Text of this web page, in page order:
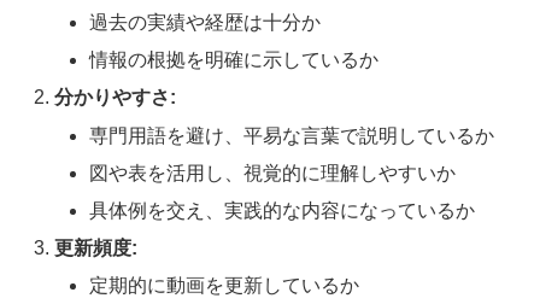
過去の実績や経歴は十分か
情報の根拠を明確に示しているか
分かりやすさ:
専門用語を避け、平易な言葉で説明しているか
図や表を活用し、視覚的に理解しやすいか
具体例を交え、実践的な内容になっているか
更新頻度:
定期的に動画を更新しているか